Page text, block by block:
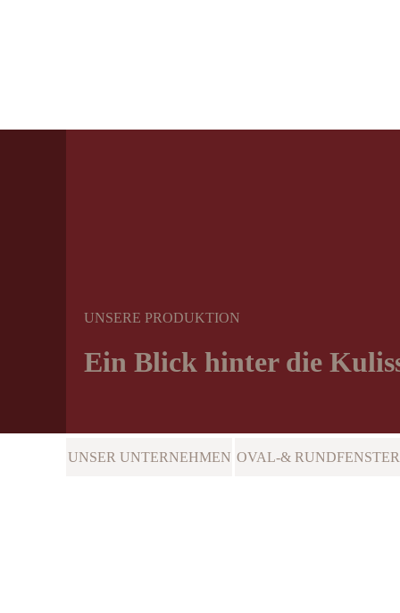
Hauptmenü
UNSER UNTERNEHMEN OVAL-& RUNDFENSTER
UNSERE PRODUKTION
Ein Blick hinter die